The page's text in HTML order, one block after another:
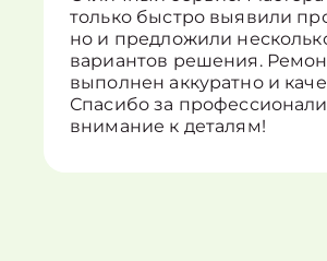
только быстро выявили
но и предложили
вариантов решения.
выполнен аккуратно и
Спасибо за
внимание к деталям!